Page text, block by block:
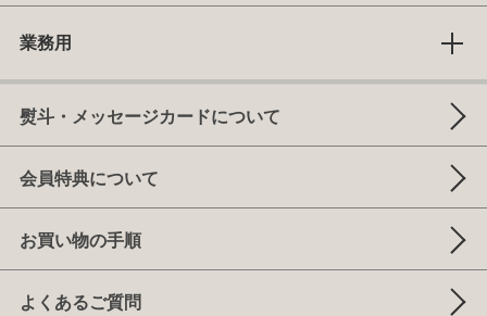
業務用
熨斗・メッセージカードについて
会員特典について
お買い物の手順
よくあるご質問